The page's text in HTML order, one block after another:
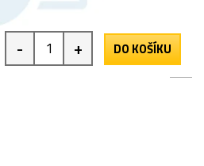
- + DO KOŠÍKU